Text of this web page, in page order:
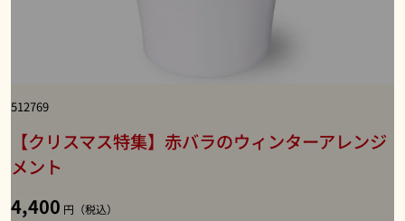
512769
【クリスマス特集】赤バラのウィンターアレンジ
メント
4,400 円（税込）